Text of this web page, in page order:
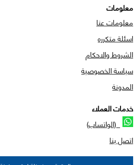
معلومات
معلومات عنا
اسئلة متكرره
الشروط والاحكام
سياسة الخصوصية
المدونة
خدمات العملاء
(الواتساب)
اتصل بنا